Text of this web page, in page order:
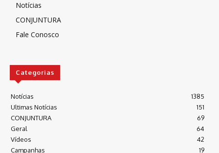
Notícias
CONJUNTURA
Fale Conosco
Categorias
Notícias
1385
Ultimas Notícias
151
CONJUNTURA
69
Geral
64
Vídeos
42
Campanhas
19